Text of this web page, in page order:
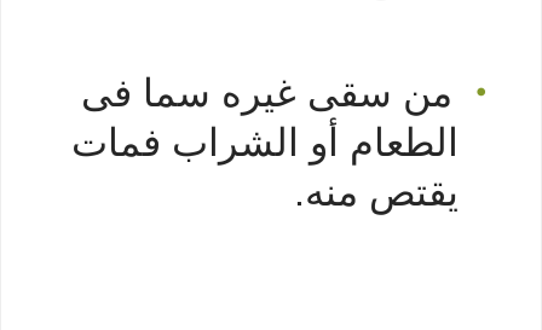
•
من سقى غيره سما فى
الطعام أو الشراب فمات
يقتص منه.